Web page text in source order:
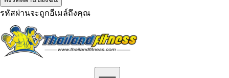
รหัสผ่านจะถูกอีเมล์ถึงคุณ